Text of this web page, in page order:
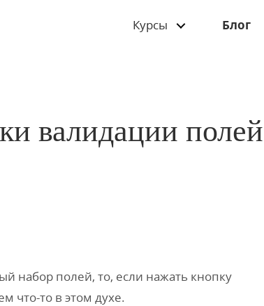
Курсы Блог
валидации полей
набор полей, то, если нажать кнопку
что-то в этом духе.